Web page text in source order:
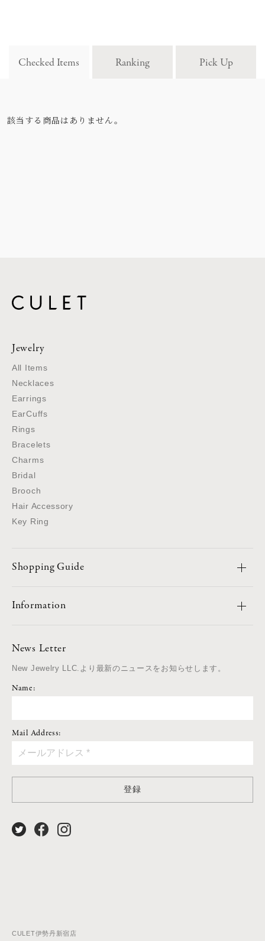
Checked Items Ranking Pick Up
該当する商品はありません。
Jewelry
All Items
Necklaces
Earrings
EarCuffs
Rings
Bracelets
Charms
Bridal
Brooch
Hair Accessory
Key Ring
Shopping Guide
Information
News Letter
New Jewelry LLC.より最新のニュースをお知らせします。
Name:
Mail Address:
登録
CULET伊勢丹新宿店